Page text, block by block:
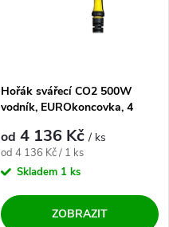
Hořák svářecí CO2 500W
vodník, EUROkoncovka, 4
od 4 136 Kč/ ks
Měrná cena:
od 4 136 Kč / 1 ks
Skladem 1 ks
ZOBRAZIT